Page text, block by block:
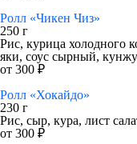
Ролл «Чикен Чиз»
250 г
Рис, курица холодного
яки, соус сырный,
от 300 ₽
Ролл «Хокайдо»
230 г
Рис, сыр, кура, лист
от 300 ₽